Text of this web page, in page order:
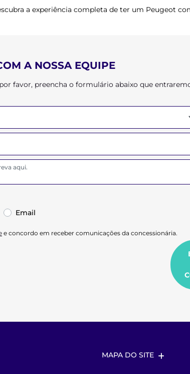
a experiência completa de ter um Peugeot
A NOSSA EQUIPE
favor, preencha o formulário abaixo que
Email
e concordo em receber comunicações da concessionária.
MAPA DO SITE